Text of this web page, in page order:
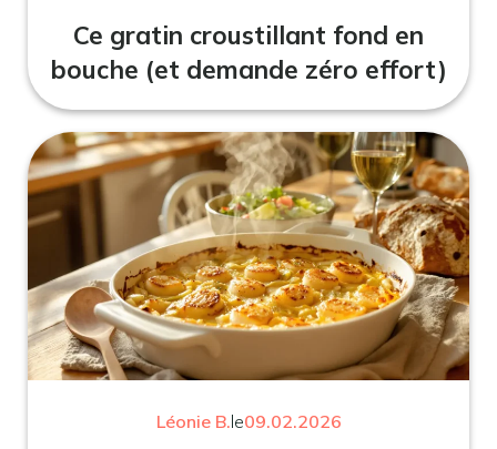
Ce gratin croustillant fond en
bouche (et demande zéro effort)
Léonie B.le09.02.2026